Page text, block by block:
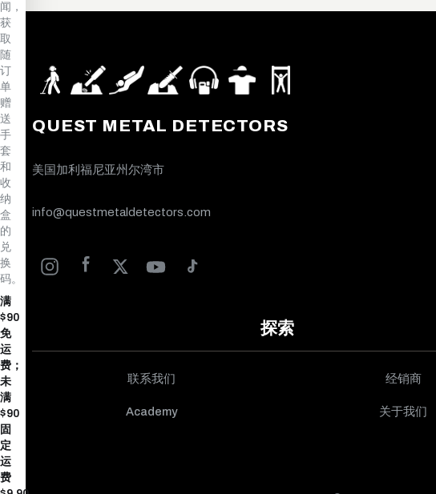
QUEST METAL DETECTORS
美国加利福尼亚州尔湾市
info@questmetaldetectors.com
探索
联系我们 经销商
Academy 关于我们
闻，
获
取
随
订
单
赠
送
手
套
和
收
纳
盒
的
兑
换
码。
满
$90
免
运
费；
未
满
$90
固
定
运
费